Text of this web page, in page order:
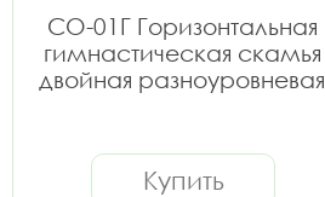
СО-01Г Горизонтальная
гимнастическая скамья
двойная разноуровневая
Купить